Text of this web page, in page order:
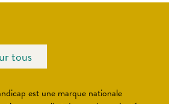
tous
est une marque nationale